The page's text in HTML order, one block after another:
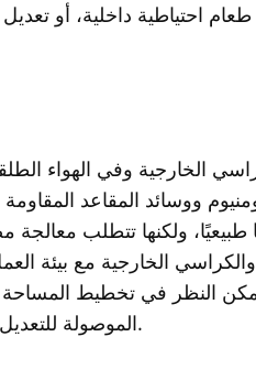
احتياطية داخلية، أو
الخارجية وفي الهواء
ووسائد المقاعد
طبيعيًا، ولكنها تتطلب
الخارجية مع بيئة
النظر في تخطيط المساحة
الموصولة للتعديل المرن والوضع لتلبية احتياجات أحجام مختلفة من الطعام.